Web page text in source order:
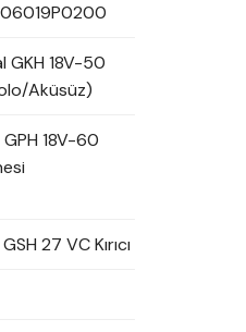
18V-50
Aküsüz)
18V-60
27 VC Kırıcı